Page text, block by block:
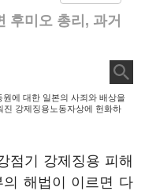
후미오 총리, 과거
에 대한 일본의 사죄와 배상을
진 강제징용노동자상에 헌화하
점기 강제징용 피해
해법이 이르면 다